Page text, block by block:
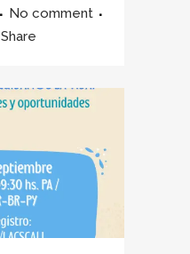
No comment
Share